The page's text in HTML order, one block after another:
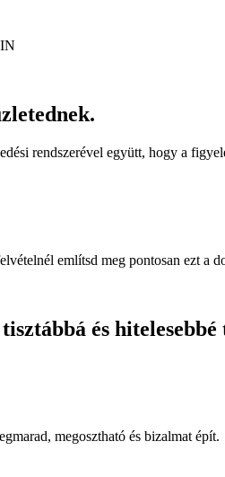
rendszerével együtt, hogy a
említsd meg pontosan ezt a
és
megosztható és bizalmat épít.